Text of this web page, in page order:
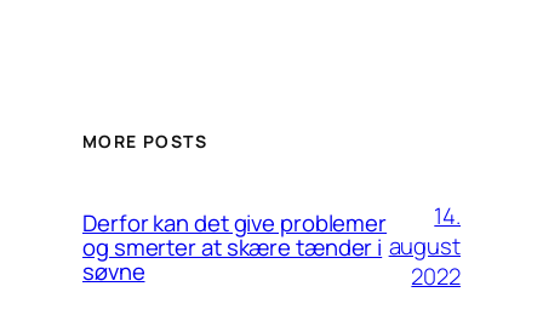
MORE POSTS
Derfor kan det give problemer
og smerter at skære tænder i
søvne
14.
august
2022